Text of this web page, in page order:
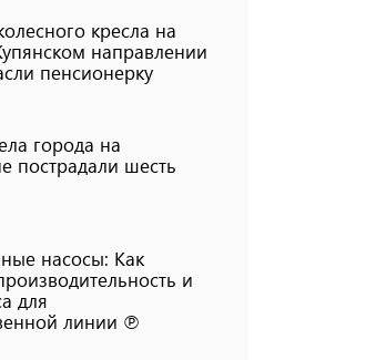
кресла на
направлении
пенсионерку
города на
пострадали шесть
насосы: Как
и
для
линии ℗